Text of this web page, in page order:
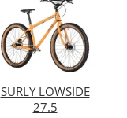
SURLY LOWSIDE
27.5